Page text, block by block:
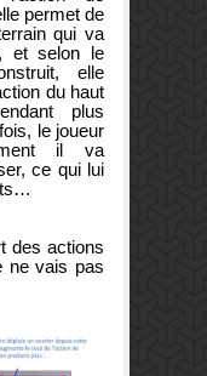
permet de
qui va
et selon le
elle
du haut
plus
le joueur
il va
ce qui lui
des actions
ne vais pas